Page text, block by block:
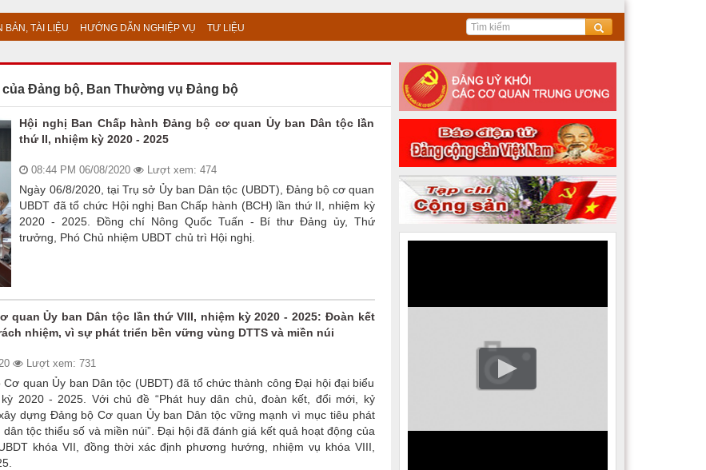
BẢN, TÀI LIỆU HƯỚNG DẪN NGHIỆP VỤ TƯ LIỆU
của Đảng bộ, Ban Thường vụ Đảng bộ
Hội nghị Ban Chấp hành Đảng bộ cơ quan Ủy ban Dân tộc lần
thứ II, nhiệm kỳ 2020 - 2025
08:44 PM 06/08/2020 Lượt xem: 474
Ngày 06/8/2020, tại Trụ sở Ủy ban Dân tộc (UBDT), Đảng bộ cơ quan
UBDT đã tổ chức Hội nghị Ban Chấp hành (BCH) lần thứ II, nhiệm kỳ
2020 - 2025. Đồng chí Nông Quốc Tuấn - Bí thư Đảng ủy, Thứ
trưởng, Phó Chủ nhiệm UBDT chủ trì Hội nghị.
quan Ủy ban Dân tộc lần thứ VIII, nhiệm kỳ 2020 - 2025: Đoàn kết
nhiệm, vì sự phát triển bền vững vùng DTTS và miền núi
Lượt xem: 731
quan Ủy ban Dân tộc (UBDT) đã tổ chức thành công Đại hội đại biểu
2020 - 2025. Với chủ đề “Phát huy dân chủ, đoàn kết, đổi mới, kỷ
dựng Đảng bộ Cơ quan Ủy ban Dân tộc vững mạnh vì mục tiêu phát
tộc thiểu số và miền núi”. Đại hội đã đánh giá kết quả hoạt động của
khóa VII, đồng thời xác định phương hướng, nhiệm vụ khóa VIII,